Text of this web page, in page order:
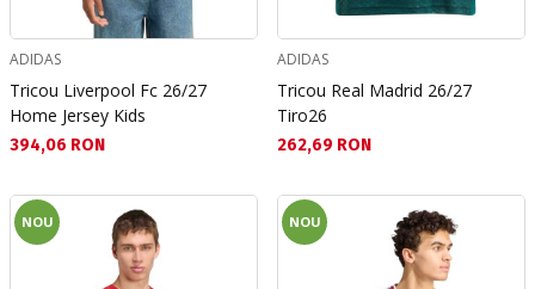
ADIDAS
Tricou Liverpool Fc 26/27
Home Jersey Kids
Текуща цена:
394,06 RON
ADIDAS
Tricou Real Madrid 26/27
Tiro26
Текуща цена:
262,69 RON
NOU NOU